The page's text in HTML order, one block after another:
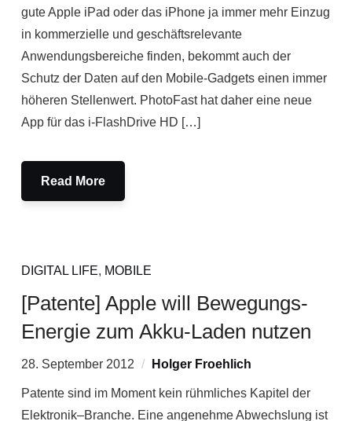
gute Apple iPad oder das iPhone ja immer mehr Einzug
in kommerzielle und geschäftsrelevante
Anwendungsbereiche finden, bekommt auch der
Schutz der Daten auf den Mobile-Gadgets einen immer
höheren Stellenwert. PhotoFast hat daher eine neue
App für das i-FlashDrive HD […]
Read More
DIGITAL LIFE, MOBILE
[Patente] Apple will Bewegungs-
Energie zum Akku-Laden nutzen
28. September 2012 Holger Froehlich
Patente sind im Moment kein rühmliches Kapitel der
Elektronik–Branche. Eine angenehme Abwechslung ist